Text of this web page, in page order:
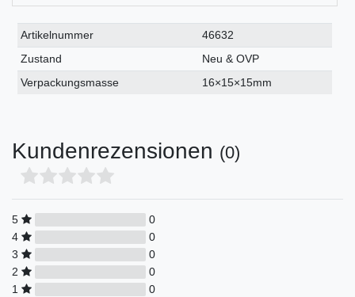
Technisches
Merkmal
Wert
Artikelnummer
46632
Zustand
Neu & OVP
Verpackungsmasse
16×15×15mm
Kundenrezensionen (0)
5
0
4
0
3
0
2
0
1
0